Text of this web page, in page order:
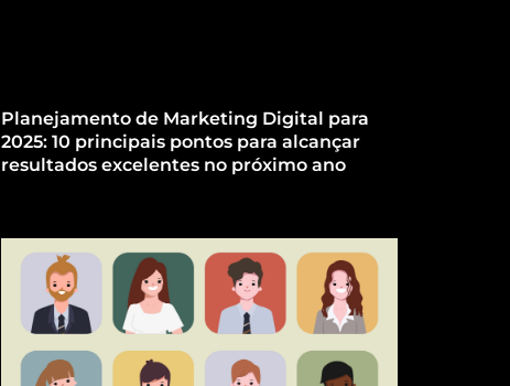
Planejamento de Marketing Digital para
2025: 10 principais pontos para alcançar
resultados excelentes no próximo ano